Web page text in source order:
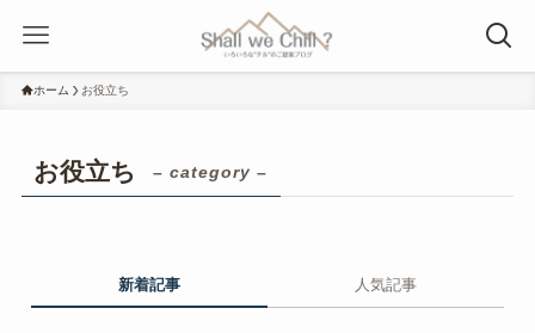
ホーム お役立ち
お役立ち – category –
新着記事 人気記事